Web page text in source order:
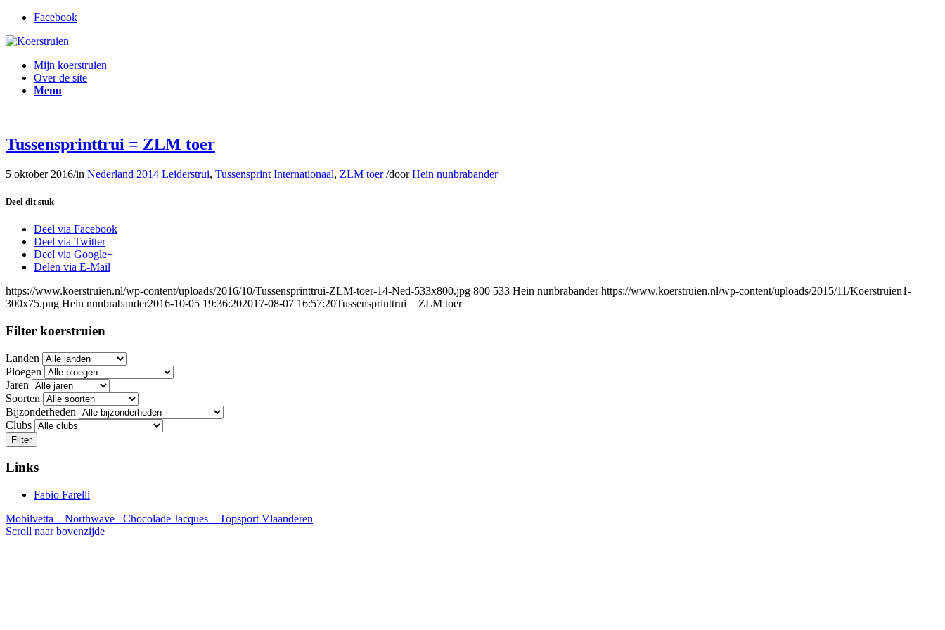
Facebook
Mijn koerstruien
Over de site
Menu
Tussensprinttrui = ZLM toer
5 oktober 2016/in Nederland 2014 Leiderstrui, Tussensprint Internationaal, ZLM toer /doorHein nunbrabander
Deel dit stuk
Deel via Facebook
Deel via Twitter
Deel via Google+
Delen via E-Mail
https://www.koerstruien.nl/wp-content/uploads/2016/10/Tussensprinttrui-ZLM-toer-14-Ned-533x800.jpg 800 533 Hein nunbrabander https://www.koerstruien.nl/wp-content/uploads/2015/11/Koerstruien1-
300x75.png Hein nunbrabander2016-10-05 19:36:202017-08-07 16:57:20Tussensprinttrui = ZLM toer
Filter koerstruien
Landen
Ploegen
Jaren
Soorten
Bijzonderheden
Clubs
Filter
Links
Fabio Farelli
Mobilvetta – Northwave
Chocolade Jacques – Topsport Vlaanderen
Scroll naar bovenzijde